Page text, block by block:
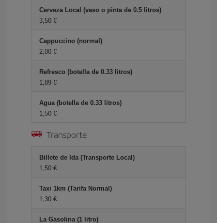
Cerveza Local (vaso o pinta de 0.5 litros)
3,50 €
Cappuccino (normal)
2,00 €
Refresco (botella de 0.33 litros)
1,89 €
Agua (botella de 0.33 litros)
1,50 €
Transporte
Billete de Ida (Transporte Local)
1,50 €
Taxi 1km (Tarifa Normal)
1,30 €
La Gasolina (1 litro)